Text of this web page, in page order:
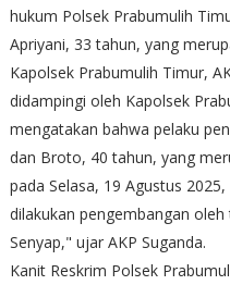
hukum Polsek Prabumulih
Apriyani, 33 tahun, yang
Kapolsek Prabumulih Timur,
didampingi oleh Kapolsek
mengatakan bahwa pelaku
dan Broto, 40 tahun, yang
pada Selasa, 19 Agustus
dilakukan pengembangan
Senyap," ujar AKP Suganda.
Kanit Reskrim Polsek